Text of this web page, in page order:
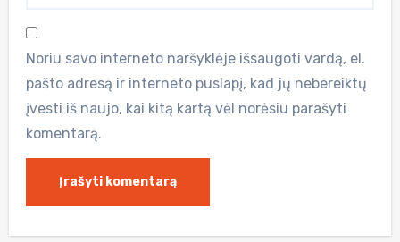
Noriu savo interneto naršyklėje išsaugoti vardą, el.
pašto adresą ir interneto puslapį, kad jų nebereiktų
įvesti iš naujo, kai kitą kartą vėl norėsiu parašyti
komentarą.